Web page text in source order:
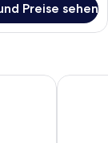
Preise sehen
Lemas